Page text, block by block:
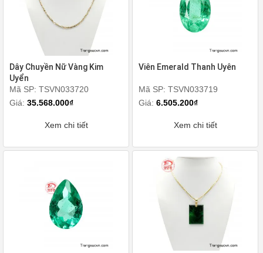
Dây Chuyền Nữ Vàng Kim
Uyển
Mã SP: TSVN033720
Giá: 35.568.000₫
Xem chi tiết
Viên Emerald Thanh Uyên
Mã SP: TSVN033719
Giá:6.505.200₫
Xem chi tiết